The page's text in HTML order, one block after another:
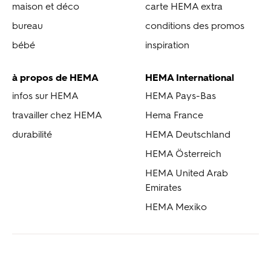
maison et déco
bureau
bébé
carte HEMA extra
conditions des promos
inspiration
à propos de HEMA
infos sur HEMA
travailler chez HEMA
durabilité
HEMA International
HEMA Pays-Bas
Hema France
HEMA Deutschland
HEMA Österreich
HEMA United Arab
Emirates
HEMA Mexiko